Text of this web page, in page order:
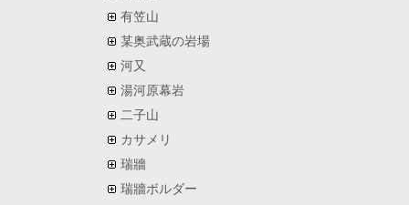
有笠山
某奥武蔵の岩場
河又
湯河原幕岩
二子山
カサメリ
瑞牆
瑞牆ボルダー